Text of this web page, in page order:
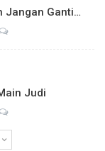
Jangan Ganti…
Judi